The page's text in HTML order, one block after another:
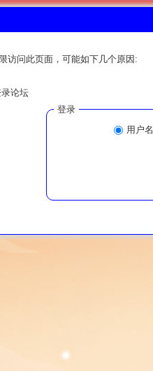
访问此页面，可能如下几个原因:
论坛
登录
用户名